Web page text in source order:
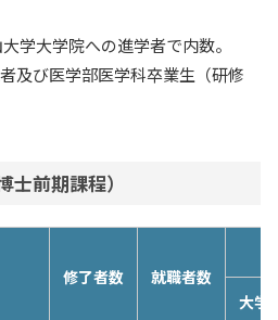
学大学院への進学者で内数。
及び医学部医学科卒業生（研修
士前期課程）
修了者数
就職者数
大学